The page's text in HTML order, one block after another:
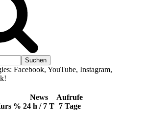
Facebook, YouTube, Instagram,
%
News
24 h / 7 T
Aufrufe
7 Tage